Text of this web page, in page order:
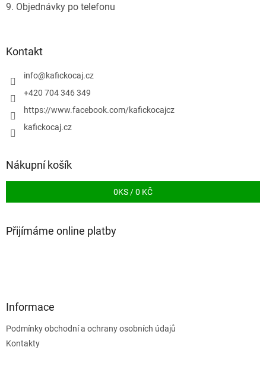
9. Objednávky po telefonu
Kontakt
info@kafickocaj.cz
+420 704 346 349
https://www.facebook.com/kafickocajcz
kafickocaj.cz
Nákupní košík
0KS /0 KČ
Přijímáme online platby
Informace
Podmínky obchodní a ochrany osobních údajů
Kontakty